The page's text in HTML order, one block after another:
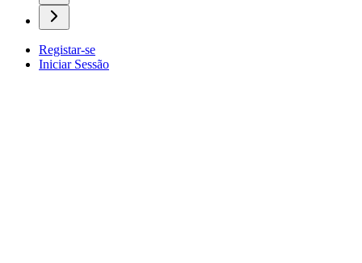
Registar-se
Iniciar Sessão